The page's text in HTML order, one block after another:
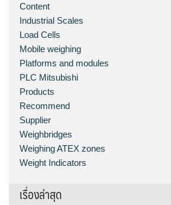
Content
Industrial Scales
Load Cells
Mobile weighing
Platforms and modules
PLC Mitsubishi
Products
Recommend
Supplier
Weighbridges
Weighing ATEX zones
Weight Indicators
เรื่องล่าสุด